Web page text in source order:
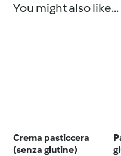
You might also like...
Crema pasticcera
(senza glutine)